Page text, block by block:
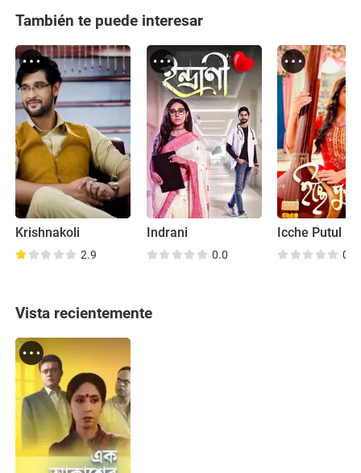
También te puede interesar
Krishnakoli
2.9
Indrani
0.0
Icche Putul
0.0
Vista recientemente